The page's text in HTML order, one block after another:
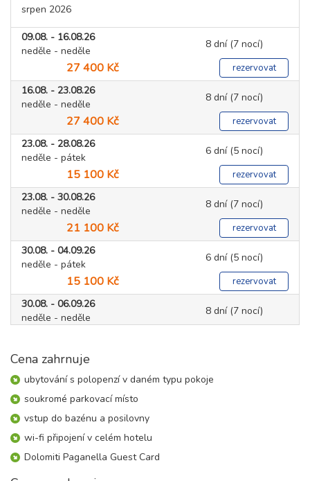
srpen 2026
09.08. - 16.08.26
neděle - neděle
8 dní (7 nocí)
27 400 Kč rezervovat
16.08. - 23.08.26
neděle - neděle
8 dní (7 nocí)
27 400 Kč rezervovat
23.08. - 28.08.26
neděle - pátek
6 dní (5 nocí)
15 100 Kč rezervovat
23.08. - 30.08.26
neděle - neděle
8 dní (7 nocí)
21 100 Kč rezervovat
30.08. - 04.09.26
neděle - pátek
6 dní (5 nocí)
15 100 Kč rezervovat
30.08. - 06.09.26
neděle - neděle
8 dní (7 nocí)
září 2026
06.09. - 11.09.26
neděle - pátek
13 900 Kč
06.09. - 13.09.26
neděle - neděle
19 400 Kč
Cena zahrnuje
ubytování s polopenzí v daném typu pokoje
soukromé parkovací místo
vstup do bazénu a posilovny
wi-fi připojení v celém hotelu
Dolomiti Paganella Guest Card